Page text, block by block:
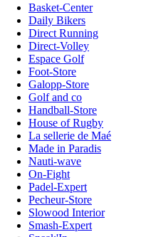
Basket-Center
Daily Bikers
Direct Running
Direct-Volley
Espace Golf
Foot-Store
Galopp-Store
Golf and co
Handball-Store
House of Rugby
La sellerie de Maé
Made in Paradis
Nauti-wave
On-Fight
Padel-Expert
Pecheur-Store
Slowood Interior
Smash-Expert